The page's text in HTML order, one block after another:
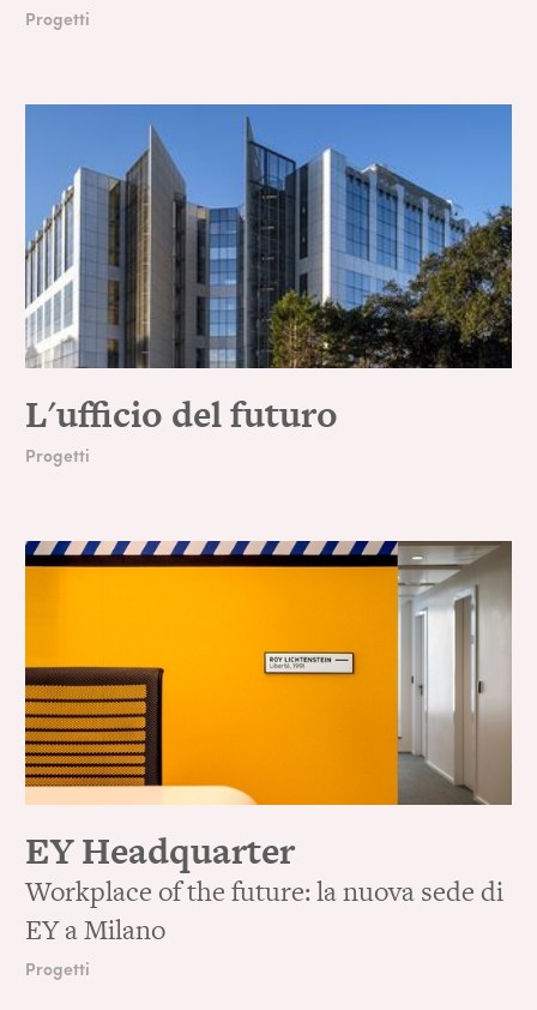
Progetti
L'ufficio del futuro
Progetti
EY Headquarter
Workplace of the future: la nuova sede di
EY a Milano
Progetti